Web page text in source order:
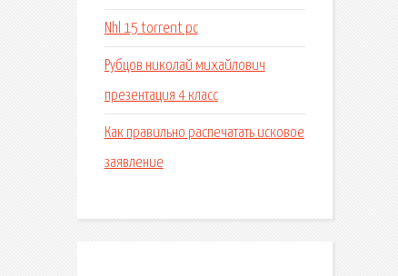
Nhl 15 torrent pc
Рубцов николай михайлович
презентация 4 класс
Как правильно распечатать исковое
заявление